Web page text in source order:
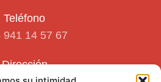
Teléfono
941 14 57 67
Dirección